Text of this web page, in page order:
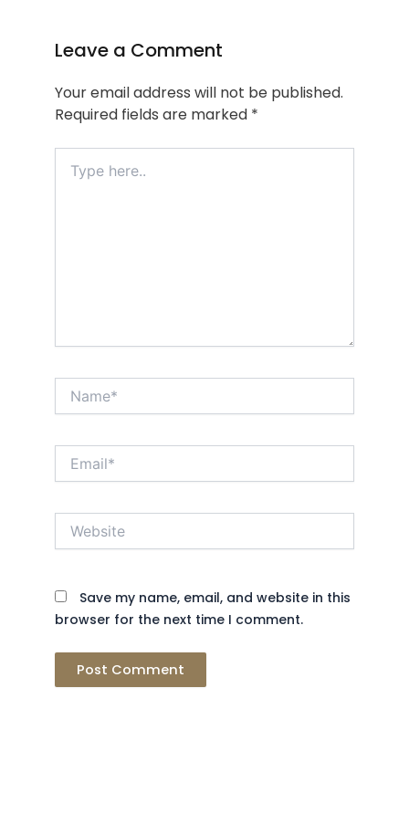
Leave a Comment
Your email address will not be published.
Required fields are marked *
here..
Save my name, email, and website in this
browser for the next time I comment.